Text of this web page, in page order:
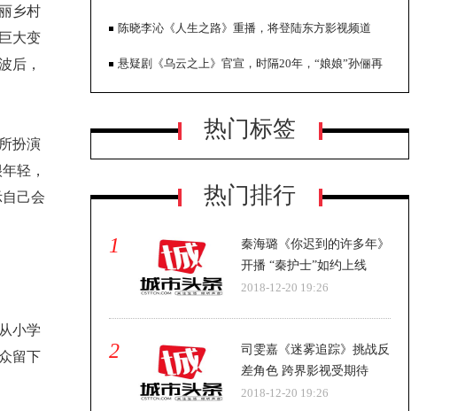
乡村
大变
后，
扮演
轻，
己会
小学
留下
院》档期未定
《FOUR乐队的盛夏》正式立项-即将
官宣就惹争议
陈晓李沁《人生之路》重播，将登陆东方影视频道
悬疑剧《乌云之上》官宣，时隔20年，“娘娘”孙俪再
次帅气出击
热门标签
热门排行
1
秦海璐《你迟到的许多年》
开播 “秦护士”如约上线
2018-12-20 19:26
2
司雯嘉《迷雾追踪》挑战反
差角色 跨界影视受期待
2018-12-20 19:26